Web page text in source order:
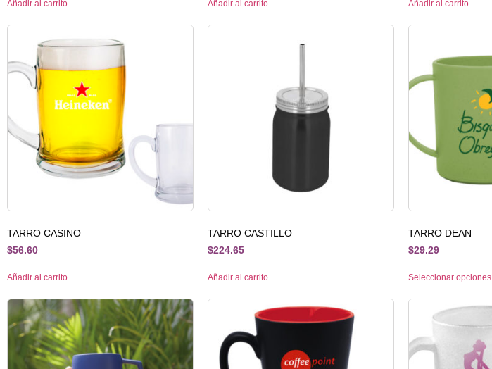
Añadir al carrito Añadir al carrito Añadir al carrito
TARRO CASINO
$56.60
Añadir al carrito
TARRO CASTILLO
$224.65
Añadir al carrito
TARRO DEAN
$29.29
Seleccionar opciones